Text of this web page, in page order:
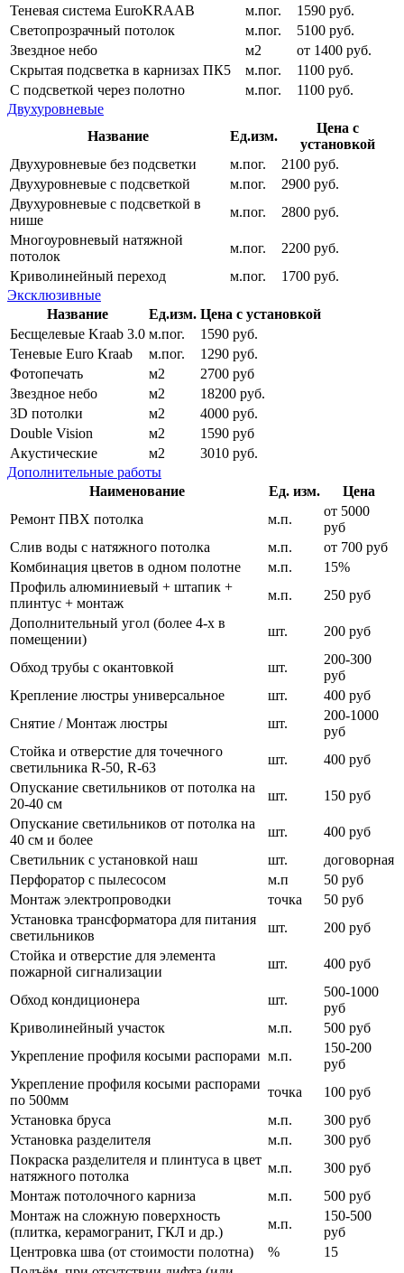
Теневая система EuroKRAAB
м.пог.
1590 руб.
Светопрозрачный потолок
м.пог.
5100 руб.
Звездное небо
м2
от 1400 руб.
Скрытая подсветка в карнизах ПК5
м.пог.
1100 руб.
С подсветкой через полотно
м.пог.
1100 руб.
Двухуровневые
Название
Ед.изм.
Цена с
установкой
Двухуровневые без подсветки
м.пог.
2100 руб.
Двухуровневые с подсветкой
м.пог.
2900 руб.
Двухуровневые с подсветкой в
нише
м.пог.
2800 руб.
Многоуровневый натяжной
потолок
м.пог.
2200 руб.
Криволинейный переход
м.пог.
1700 руб.
Эксклюзивные
Название
Ед.изм. Цена с установкой
Бесщелевые Kraab 3.0 м.пог.
1590 руб.
Теневые Euro Kraab
м.пог.
1290 руб.
Фотопечать
м2
2700 руб
Звездное небо
м2
18200 руб.
3D потолки
м2
4000 руб.
Double Vision
м2
1590 руб
Акустические
м2
3010 руб.
Дополнительные работы
Наименование
Ед. изм.
Цена
Ремонт ПВХ потолка
м.п.
от 5000
руб
Слив воды с натяжного потолка
м.п.
от 700 руб
Комбинация цветов в одном полотне
м.п.
15%
Профиль алюминиевый + штапик +
плинтус + монтаж
м.п.
250 руб
Дополнительный угол (более 4-х в
помещении)
шт. 200 руб
Обход трубы с окантовкой шт.
200-300
руб
Крепление люстры универсальное
шт.
400 руб
Снятие / Монтаж люстры
шт.
200-1000
руб
Стойка и отверстие для точечного
светильника R-50, R-63
шт.
400 руб
Опускание светильников от потолка на
20-40 см
шт.
150 руб
Опускание светильников от потолка на
40 см и более
шт.
400 руб
Светильник с установкой наш
шт.
договорная
Перфоратор с пылесосом
м.п
50 руб
Монтаж электропроводки
точка
50 руб
Установка трансформатора для питания
светильников
шт.
200 руб
Стойка и отверстие для элемента
пожарной сигнализации
шт. 400 руб
Обход кондиционера шт.
500-1000
руб
Криволинейный участок
м.п.
500 руб
Укрепление профиля косыми распорами м.п.
150-200
руб
Укрепление профиля косыми распорами
по 500мм
точка
100 руб
Установка бруса
м.п.
300 руб
Установка разделителя
м.п.
300 руб
Покраска разделителя и плинтуса в цвет
натяжного потолка
м.п.
300 руб
Монтаж потолочного карниза
м.п.
500 руб
Монтаж на сложную поверхность
(плитка, керамогранит, ГКЛ и др.)
м.п.
150-500
руб
Центровка шва (от стоимости полотна)
%
15